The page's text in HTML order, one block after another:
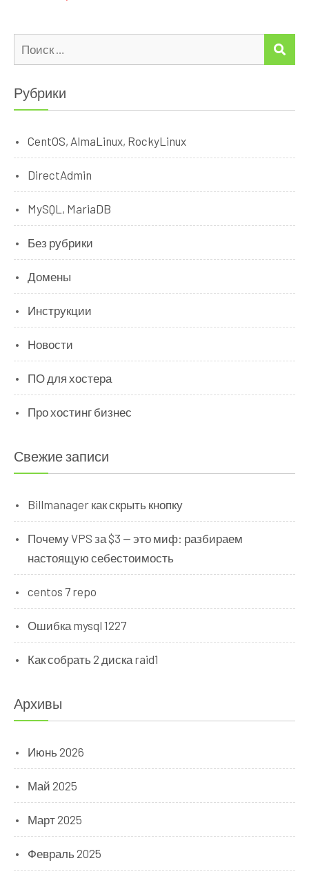
Искать:
Рубрики
CentOS, AlmaLinux, RockyLinux
DirectAdmin
MySQL, MariaDB
Без рубрики
Домены
Инструкции
Новости
ПО для хостера
Про хостинг бизнес
Свежие записи
Billmanager как скрыть кнопку
Почему VPS за $3 — это миф: разбираем
настоящую себестоимость
centos 7 repo
Ошибка mysql 1227
Как собрать 2 диска raid1
Архивы
Июнь 2026
Май 2025
Март 2025
Февраль 2025